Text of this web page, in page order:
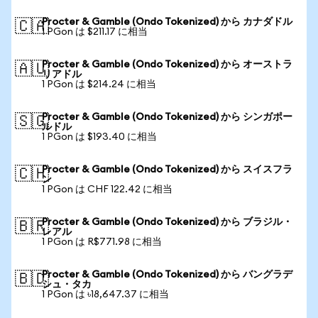
🇨🇦Procter & Gamble (Ondo Tokenized) から カナダドル
1 PGon は $211.17 に相当
🇦🇺Procter & Gamble (Ondo Tokenized) から オーストラ
リアドル
1 PGon は $214.24 に相当
🇸🇬Procter & Gamble (Ondo Tokenized) から シンガポー
ルドル
1 PGon は $193.40 に相当
🇨🇭Procter & Gamble (Ondo Tokenized) から スイスフラ
ン
1 PGon は CHF 122.42 に相当
🇧🇷Procter & Gamble (Ondo Tokenized) から ブラジル・
レアル
1 PGon は R$771.98 に相当
🇧🇩Procter & Gamble (Ondo Tokenized) から バングラデ
シュ・タカ
1 PGon は ৳18,647.37 に相当